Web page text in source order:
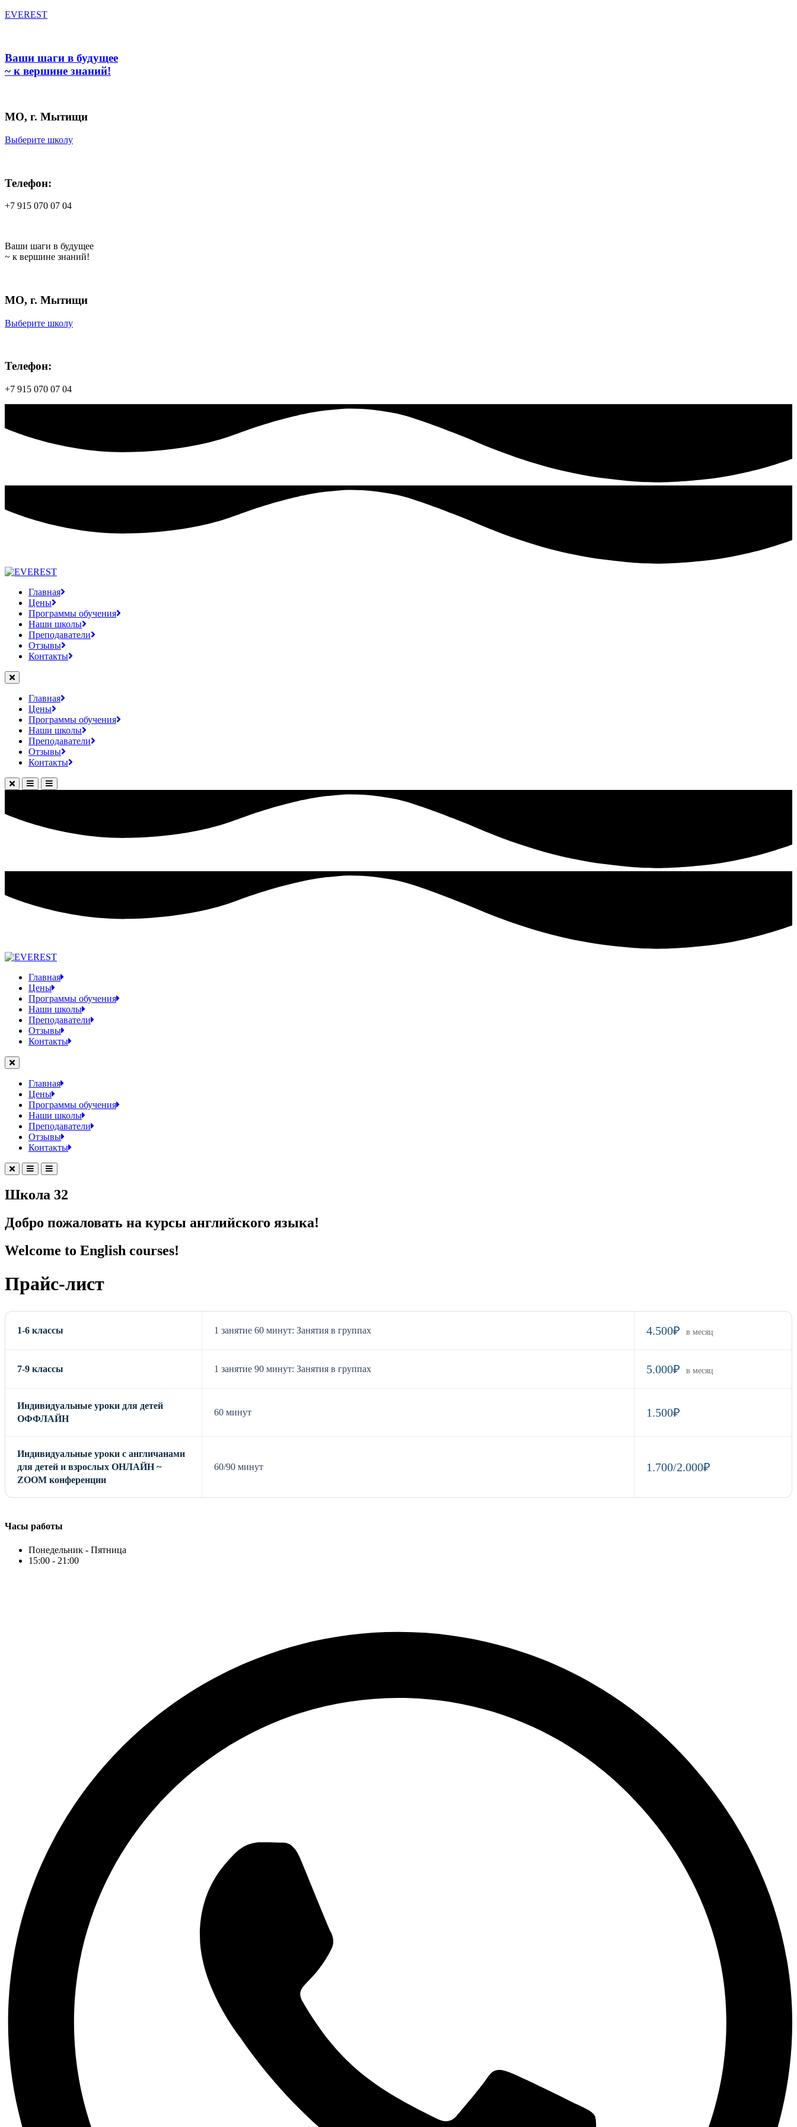
EVEREST
Ваши шаги в будущее
~ к вершине знаний!
МО, г. Мытищи
Выберите школу
Телефон:
+7 915 070 07 04
Ваши шаги в будущее
~ к вершине знаний!
МО, г. Мытищи
Выберите школу
Телефон:
+7 915 070 07 04
Главная
Цены
Программы обучения
Наши школы
Преподаватели
Отзывы
Контакты
Главная
Цены
Программы обучения
Наши школы
Преподаватели
Отзывы
Контакты
Главная
Цены
Программы обучения
Наши школы
Преподаватели
Отзывы
Контакты
Главная
Цены
Программы обучения
Наши школы
Преподаватели
Отзывы
Контакты
Школа 32
Добро пожаловать на курсы английского языка!
Welcome to English courses!
Прайс-лист
1-6 классы 1 занятие 60 минут: Занятия в группах 4.500₽ в месяц
7-9 классы 1 занятие 90 минут: Занятия в группах 5.000₽ в месяц
Индивидуальные уроки для детей
ОФФЛАЙН
60 минут 1.500₽
Индивидуальные уроки с англичанами
для детей и взрослых ОНЛАЙН ~
ZOOM конференции
60/90 минут 1.700/2.000₽
Часы работы
Понедельник - Пятница
15:00 - 21:00